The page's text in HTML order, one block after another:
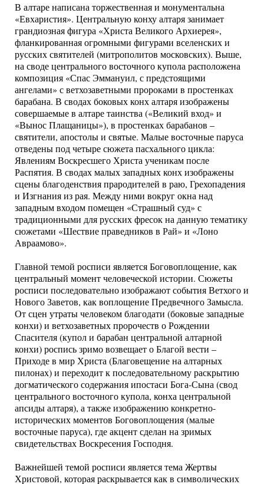
В алтаре написана торжественная и монументальна
«Евхаристия». Центральную конху алтаря занимает
грандиозная фигура «Христа Великого Архиерея»,
фланкированная огромными фигурами вселенских и
русских святителей (митрополитов московских). Выше,
на своде центрального восточного купола расположена
композиция «Спас Эммануил, с предстоящими
ангелами» с ветхозаветными пророками в простенках
барабана. В сводах боковых конх алтаря изображены
совершаемые в алтаре таинства («Великий вход» и
«Вынос Плащаницы»), в простенках барабанов –
святители, апостолы и святые. Малые восточные паруса
отведены под четыре сюжета пасхального цикла:
Явлениям Воскресшего Христа ученикам после
Распятия. В сводах малых западных конх изображены
сцены благоденствия прародителей в раю, Грехопадения
и Изгнания из рая. Между ними вокруг окна над
западным входом помещен «Страшный суд» с
традиционными для русских фресок на данную тематику
сюжетами «Шествие праведников в Рай» и «Лоно
Авраамово».
Главной темой росписи является Боговоплощение, как
центральный момент человеческой истории. Сюжеты
росписи последовательно изображают события Ветхого и
Нового Заветов, как воплощение Предвечного Замысла.
От сцен утраты человеком благодати (боковые западные
конхи) и ветхозаветных пророчеств о Рождении
Спасителя (купол и барабан центральной алтарной
конхи) роспись зримо возвещает о Благой вести –
Приходе в мир Христа (Благовещение на алтарных
пилонах) и переходит к последовательному раскрытию
догматического содержания ипостаси Бога-Сына (свод
центрального восточного купола, конха центральной
апсиды алтаря), а также изображению конкретно-
исторических моментов Боговоплощения (малые
восточные паруса), где акцент сделан на зримых
свидетельствах Воскресения Господня.
Важнейшей темой росписи является тема Жертвы
Христовой, которая раскрывается как в символических